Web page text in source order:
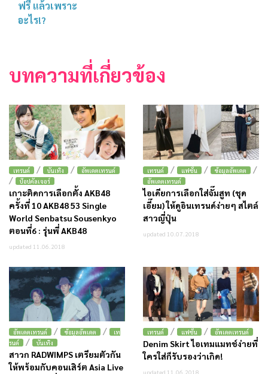
ฟรี แล้วเพราะ
อะไร!?
บทความที่เกี่ยวข้อง
เทรนด์ / บันเทิง / อัพเดตเทรนด์
/ ป๊อปคัลเจอร์
เกาะติดการเลือกตั้ง AKB48
ครั้งที่ 10 AKB48 53 Single
World Senbatsu Sousenkyo
ตอนที่6 : รุ่นพี่ AKB48
updated 11.06.2018
เทรนด์ / แฟชั่น / ข้อมูลอัพเดต /
อัพเดตเทรนด์
ไอเดียการเลือกใส่จั๊มสูท (ชุด
เอี๊ยม) ให้ดูอินเทรนด์ง่ายๆ สไตล์
สาวญี่ปุ่น
updated 10.07.2018
อัพเดตเทรนด์ / ข้อมูลอัพเดต /
เท
รนด์
/ บันเทิง
สาวก RADWIMPS เตรียมตัวกัน
ให้พร้อมกับคอนเสิร์ต Asia Live
เทรนด์ / แฟชั่น / อัพเดตเทรนด์
Denim Skirt ไอเทมแมทช์ง่ายที่
ใครใส่ก็รับรองว่าเกิด!
updated 11.06.2018